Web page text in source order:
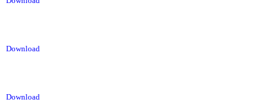
Download
Download